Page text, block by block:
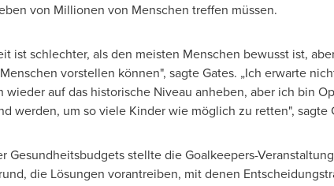
von Millionen von Menschen treffen müssen.
ist schlechter, als den meisten Menschen bewusst ist,
vorstellen können", sagte Gates. „Ich erwarte
auf das historische Niveau anheben, aber ich bin
werden, um so viele Kinder wie möglich zu retten", sagte
stellte die Goalkeepers-
die Lösungen vorantreiben, mit denen